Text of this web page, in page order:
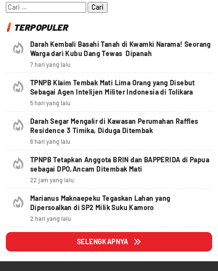
Cari
untuk:
TERPOPULER
Darah Kembali Basahi Tanah di Kwamki Narama! Seorang
Warga dari Kubu Dang Tewas Dipanah
7 hari yang lalu
TPNPB Klaim Tembak Mati Lima Orang yang Disebut
Sebagai Agen Intelijen Militer Indonesia di Tolikara
5 hari yang lalu
Darah Segar Mengalir di Kawasan Perumahan Raffles
Residence 3 Timika, Diduga Ditembak
6 hari yang lalu
TPNPB Tetapkan Anggota BRIN dan BAPPERIDA di Papua
sebagai DPO,Ancam Ditembak Mati
22 jam yang lalu
Marianus Maknaepeku Tegaskan Lahan yang
Dipersoalkan di SP2 Milik Suku Kamoro
2 hari yang lalu
SELENGKAPNYA